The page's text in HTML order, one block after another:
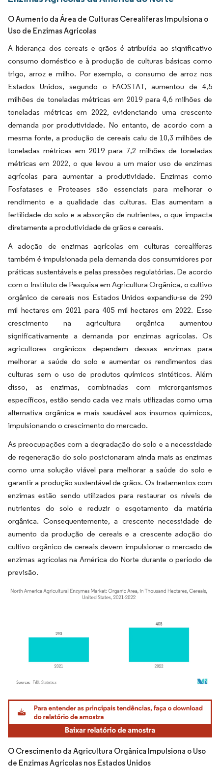
O Aumento da Área de Culturas Cerealíferas Impulsiona o
Uso de Enzimas Agrícolas
A liderança dos cereais e grãos é atribuída ao significativo
consumo doméstico e à produção de culturas básicas como
trigo, arroz e milho. Por exemplo, o consumo de arroz nos
Estados Unidos, segundo o FAOSTAT, aumentou de 4,5
milhões de toneladas métricas em 2019 para 4,6 milhões de
toneladas métricas em 2022, evidenciando uma crescente
demanda por produtividade. No entanto, de acordo com a
mesma fonte, a produção de cereais caiu de 10,3 milhões de
toneladas métricas em 2019 para 7,2 milhões de toneladas
métricas em 2022, o que levou a um maior uso de enzimas
agrícolas para aumentar a produtividade. Enzimas como
Fosfatases e Proteases são essenciais para melhorar o
rendimento e a qualidade das culturas. Elas aumentam a
fertilidade do solo e a absorção de nutrientes, o que impacta
diretamente a produtividade de grãos e cereais.
A adoção de enzimas agrícolas em culturas cerealíferas
também é impulsionada pela demanda dos consumidores por
práticas sustentáveis e pelas pressões regulatórias. De acordo
com o Instituto de Pesquisa em Agricultura Orgânica, o cultivo
orgânico de cereais nos Estados Unidos expandiu-se de 290
mil hectares em 2021 para 405 mil hectares em 2022. Esse
crescimento na agricultura orgânica aumentou
significativamente a demanda por enzimas agrícolas. Os
agricultores orgânicos dependem dessas enzimas para
melhorar a saúde do solo e aumentar os rendimentos das
culturas sem o uso de produtos químicos sintéticos. Além
disso, as enzimas, combinadas com microrganismos
específicos, estão sendo cada vez mais utilizadas como uma
alternativa orgânica e mais saudável aos insumos químicos,
impulsionando o crescimento do mercado.
As preocupações com a degradação do solo e a necessidade
de regeneração do solo posicionaram ainda mais as enzimas
como uma solução viável para melhorar a saúde do solo e
garantir a produção sustentável de grãos. Os tratamentos com
enzimas estão sendo utilizados para restaurar os níveis de
nutrientes do solo e reduzir o esgotamento da matéria
orgânica. Consequentemente, a crescente necessidade de
aumento da produção de cereais e a crescente adoção do
cultivo orgânico de cereais devem impulsionar o mercado de
enzimas agrícolas na América do Norte durante o período de
previsão.
Imagem © Mordor Intelligence. O reuso requer atribuição conforme CC BY 4.0.
O Crescimento da Agricultura Orgânica Impulsiona o Uso
de Enzimas Agrícolas nos Estados Unidos